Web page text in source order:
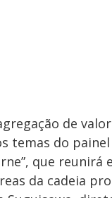
de
temas do painel
que reunirá
da cadeia